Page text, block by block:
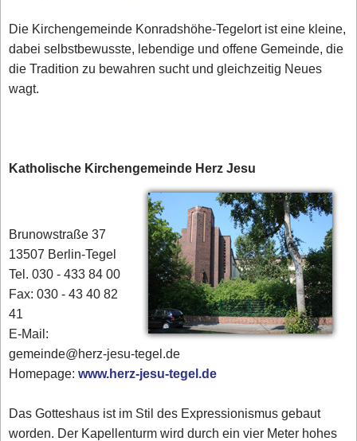
Die Kirchengemeinde Konradshöhe-Tegelort ist eine kleine,
dabei selbstbewusste, lebendige und offene Gemeinde, die
die Tradition zu bewahren sucht und gleichzeitig Neues
wagt.
Katholische Kirchengemeinde Herz Jesu
Brunowstraße 37
13507 Berlin-Tegel
Tel. 030 - 433 84 00
Fax: 030 - 43 40 82
41
E-Mail:
gemeinde@herz-jesu-tegel.de
Homepage:www.herz-jesu-tegel.de
Das Gotteshaus ist im Stil des Expressionismus gebaut
worden. Der Kapellenturm wird durch ein vier Meter hohes